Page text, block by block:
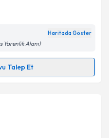
ilişkin
verilerimin belirtilen
Gönder
Haritada Göster
Yarenlik Alanı)
Talep Et
randevu almanız için bir
ile bilgilendireceğiz.